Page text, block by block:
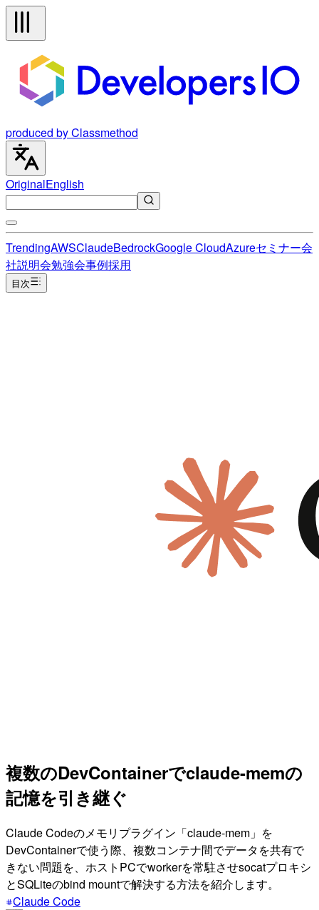
produced by Classmethod
OriginalEnglish
TrendingAWSClaudeBedrockGoogle CloudAzureセミナー会
社説明会勉強会事例採用
目次
複数のDevContainerでclaude-memの
記憶を引き継ぐ
Claude Codeのメモリプラグイン「claude-mem」を
DevContainerで使う際、複数コンテナ間でデータを共有で
きない問題を、ホストPCでworkerを常駐させsocatプロキシ
とSQLiteのbind mountで解決する方法を紹介します。
Claude Code